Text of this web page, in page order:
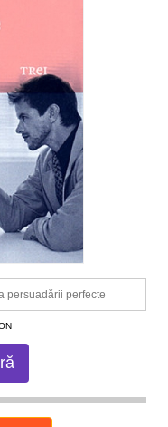
persuadării perfecte